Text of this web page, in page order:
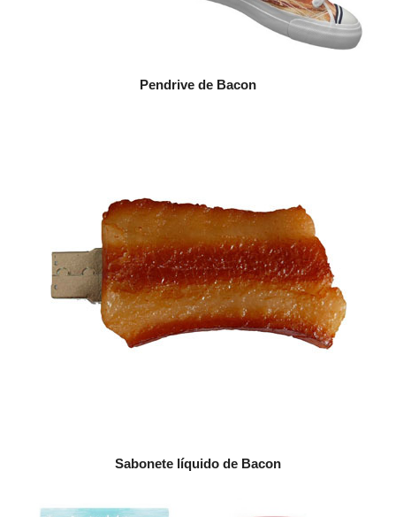
Pendrive de Bacon
Sabonete líquido de Bacon